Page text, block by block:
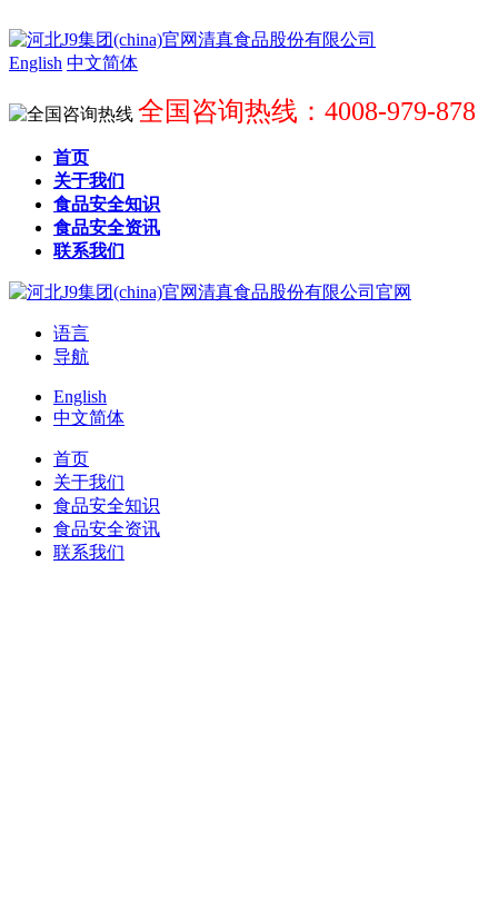
English 中文简体
全国咨询热线：4008-979-878
首页
关于我们
食品安全知识
食品安全资讯
联系我们
语言
导航
English
中文简体
首页
关于我们
食品安全知识
食品安全资讯
联系我们